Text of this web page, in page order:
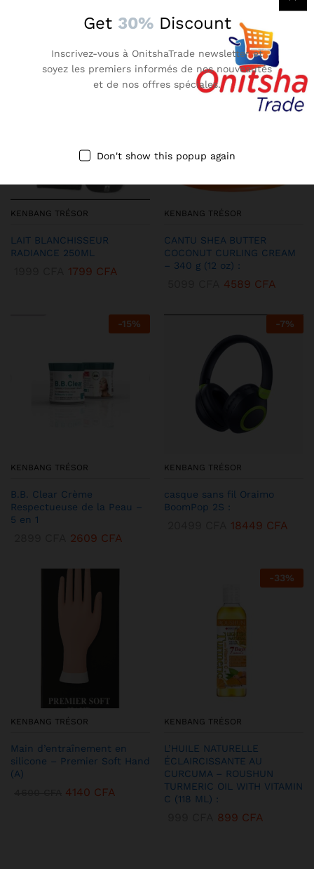
More Products
-23 %
KENBANG TRÉSOR
LAIT BLANCHISSEUR
RADIANCE 250ML
1799 CFA
-36
KENBANG TRÉSOR
CANTU SHEA BUTTER
COCONUT CURLING CREAM
– 340 g (12 oz) :
4589 CFA
-15%
KENBANG TRÉSOR
B.B. Clear Crème
Respectueuse de la Peau –
5 en 1
2609 CFA
-7%
KENBANG TRÉSOR
casque sans fil Oraimo
BoomPop 2S :
18449 CFA
KENBANG TRÉSOR
Main d’entraînement en
silicone – Premier Soft Hand
(A)
4140 CFA
-33%
KENBANG TRÉSOR
L’HUILE NATURELLE
ÉCLAIRCISSANTE AU
CURCUMA – ROUSHUN
TURMERIC OIL WITH VITAMIN
C (118 ML) :
899 CFA
Get 30% Discount
Inscrivez-vous à OnitshaTrade newsletter et
soyez les premiers informés de nos nouveautés
et de nos offres spéciales.
Don't show this popup again